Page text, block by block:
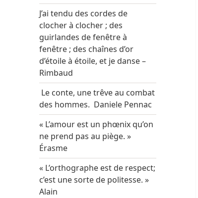
J’ai tendu des cordes de
clocher à clocher ; des
guirlandes de fenêtre à
fenêtre ; des chaînes d’or
d’étoile à étoile, et je danse –
Rimbaud
Le conte, une trêve au combat
des hommes. Daniele Pennac
« L’amour est un phœnix qu’on
ne prend pas au piège. »
Érasme
« L’orthographe est de respect;
c’est une sorte de politesse. »
Alain